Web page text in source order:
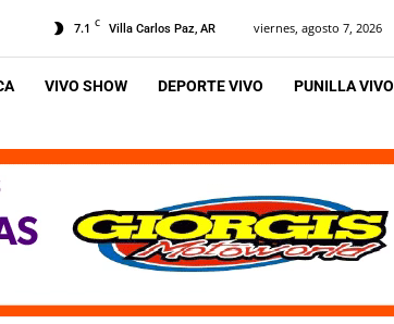
7.1 C Villa Carlos Paz, AR viernes, agosto 7, 2026
VIVO SHOW DEPORTE VIVO PUNILLA VIVO